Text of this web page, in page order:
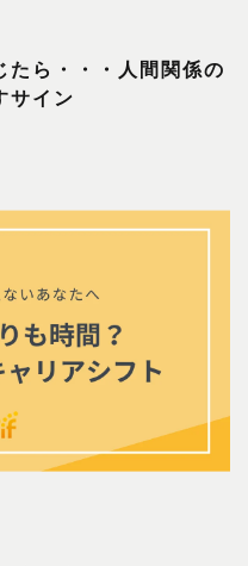
たら・・・人間関係の
サイン